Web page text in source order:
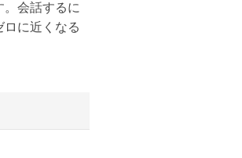
会話するに
に近くなる